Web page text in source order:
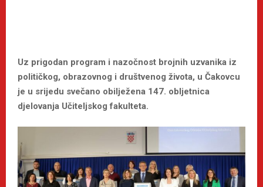
Uz prigodan program i nazočnost brojnih uzvanika iz
političkog, obrazovnog i društvenog života, u Čakovcu
je u srijedu svečano obilježena 147. obljetnica
djelovanja Učiteljskog fakulteta.